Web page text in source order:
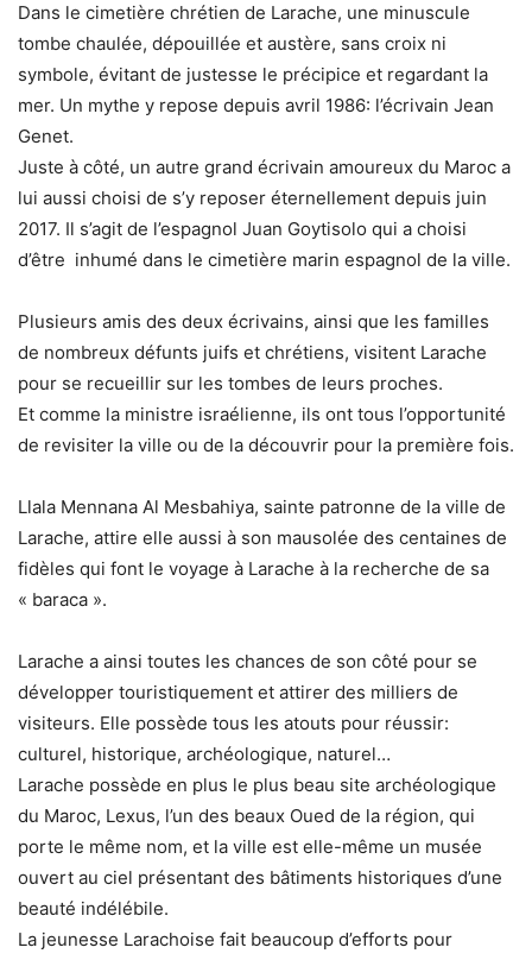
Dans le cimetière chrétien de Larache, une minuscule
tombe chaulée, dépouillée et austère, sans croix ni
symbole, évitant de justesse le précipice et regardant la
mer. Un mythe y repose depuis avril 1986: l’écrivain Jean
Genet.
Juste à côté, un autre grand écrivain amoureux du Maroc a
lui aussi choisi de s’y reposer éternellement depuis juin
2017. Il s’agit de l’espagnol Juan Goytisolo qui a choisi
d’être inhumé dans le cimetière marin espagnol de la ville.
Plusieurs amis des deux écrivains, ainsi que les familles
de nombreux défunts juifs et chrétiens, visitent Larache
pour se recueillir sur les tombes de leurs proches.
Et comme la ministre israélienne, ils ont tous l’opportunité
de revisiter la ville ou de la découvrir pour la première fois.
Llala Mennana Al Mesbahiya, sainte patronne de la ville de
Larache, attire elle aussi à son mausolée des centaines de
fidèles qui font le voyage à Larache à la recherche de sa
« baraca ».
Larache a ainsi toutes les chances de son côté pour se
développer touristiquement et attirer des milliers de
visiteurs. Elle possède tous les atouts pour réussir:
culturel, historique, archéologique, naturel…
Larache possède en plus le plus beau site archéologique
du Maroc, Lexus, l’un des beaux Oued de la région, qui
porte le même nom, et la ville est elle-même un musée
ouvert au ciel présentant des bâtiments historiques d’une
beauté indélébile.
La jeunesse Larachoise fait beaucoup d’efforts pour